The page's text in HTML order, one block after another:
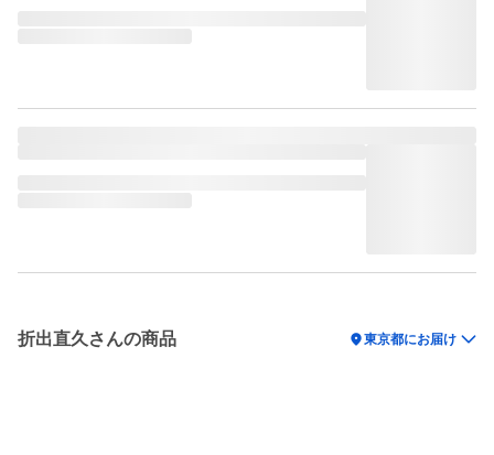
折出直久さんの商品 location_on東京都にお届け